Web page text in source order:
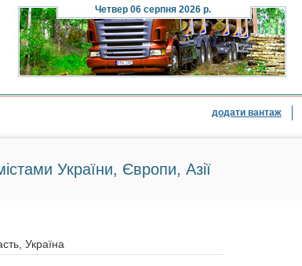
Четвер 06 серпня 2026 р.
додати вантаж
України, Європи, Азії